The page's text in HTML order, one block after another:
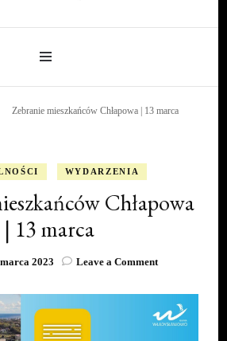
Zebranie mieszkańców Chłapowa | 13 marca
WYDARZENIA
Chłapowa
| 13 marca
2023 Leave a Commenton
mieszkańców
Chłapowa
|